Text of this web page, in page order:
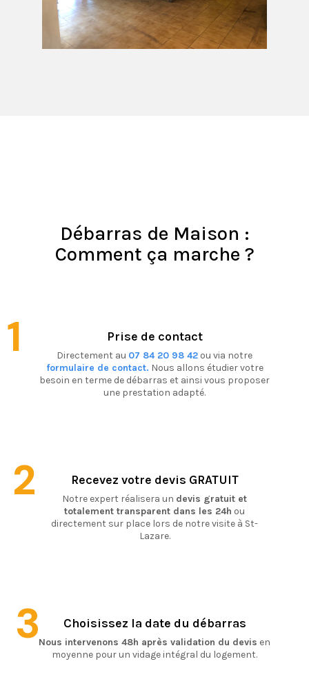
Débarras de Maison :
Comment ça marche ?
Prise de contact
Directement au 07 84 20 98 42 ou via notre
formulaire de contact. Nous allons étudier votre
besoin en terme de débarras et ainsi vous proposer
une prestation adapté.
1
Recevez votre devis GRATUIT
Notre expert réalisera un devis gratuit et
totalement transparent dans les 24h ou
directement sur place lors de notre visite à St-
Lazare.
2
Choisissez la date du débarras
Nous intervenons 48h après validation du devis en
moyenne pour un vidage intégral du logement.
3